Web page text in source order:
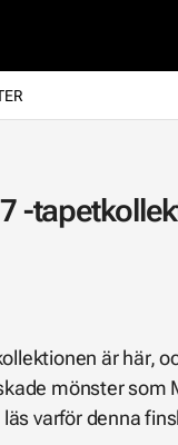
-
är här,
mönster
varför denna